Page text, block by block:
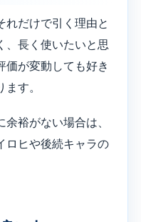
れだけで引く理由と
、長く使いたいと思
価が変動しても好き
す。
裕がない場合は、
ロヒや後続キャラの